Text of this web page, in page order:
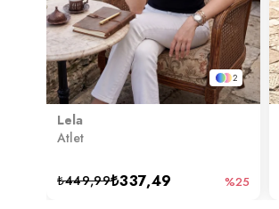
2
Lela
Atlet
₺337,49
₺449,99 %25